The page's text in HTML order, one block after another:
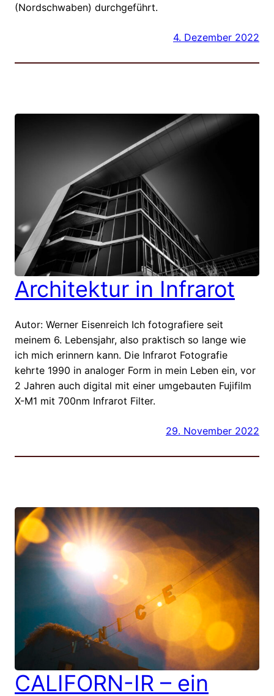
(Nordschwaben) durchgeführt.
4. Dezember 2022
Architektur in Infrarot
Autor: Werner Eisenreich Ich fotografiere seit
meinem 6. Lebensjahr, also praktisch so lange wie
ich mich erinnern kann. Die Infrarot Fotografie
kehrte 1990 in analoger Form in mein Leben ein, vor
2 Jahren auch digital mit einer umgebauten Fujifilm
X-M1 mit 700nm Infrarot Filter.
29. November 2022
CALIFORN-IR – ein